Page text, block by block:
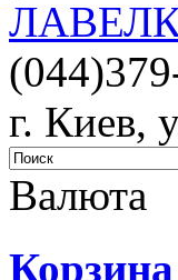
г. Киев,
Валюта
Корзина